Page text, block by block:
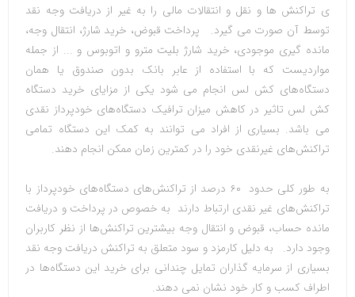
ی تراکنش‌ ها و نقل و انتقالات مالی را به غیر از دریافت وجه نقد
توسط آن صورت می گیرد.
پرداخت قبوض، خرید شارژ، انتقال وجه،
مانده گیری موجودی، خرید شارژ بلیت مترو و اتوبوس و ... از جمله
مواردیست که با استفاده از عابر بانک بدون صندوق یا همان
دستگاه‌های کش لس انجام می شود یکی از مزایای خرید دستگاه
کش لس تاثیر در کاهش میزان ترافیک دستگاه‌های خودپرداز نقدی
می باشد. بسیاری از افراد می ‌توانند به کمک این دستگاه تمامی
تراکنش‌های غیرنقدی خود را در کمترین زمان ممکن انجام دهند.
به طور کلی حدود ۶۰ درصد از تراکنش‌های دستگاه‌های خودپرداز با
تراکنش‌های غیر نقدی ارتباط دارند به خصوص در پرداخت و دریافت
مانده حساب، قبوض و انتقال وجه بیشترین تراکنش‌ها از نظر کاربران
وجود دارد.
به دلیل کارمزد و سود متعلق به تراکنش دریافت وجه نقد
بسیاری از سرمایه گذاران تمایل چندانی برای خرید این دستگاه‌ها در
اطراف کسب و کار خود نشان نمی دهند.